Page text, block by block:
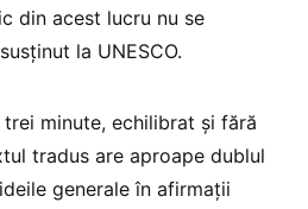
din acest lucru nu se
la UNESCO.
minute, echilibrat și fără
tradus are aproape dublul
generale în afirmații